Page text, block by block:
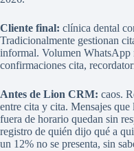
Cliente final: clínica dental
Tradicionalmente gestionan
informal. Volumen WhatsApp
confirmaciones cita,
Antes de Lion CRM: caos.
entre cita y cita. Mensajes
fuera de horario quedan sin
registro de quién dijo qué a
un 12% no se presenta, sin